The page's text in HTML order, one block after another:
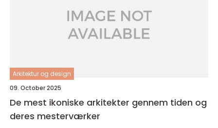
Arkitektur og design
09. October 2025
De mest ikoniske arkitekter gennem tiden og
deres mesterværker